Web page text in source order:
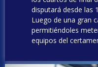
disputará desde las
Luego de una gran
permitiéndoles
equipos del